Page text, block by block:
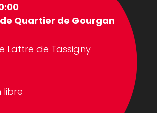
Quartier de Gourgan
Lattre de Tassigny
libre